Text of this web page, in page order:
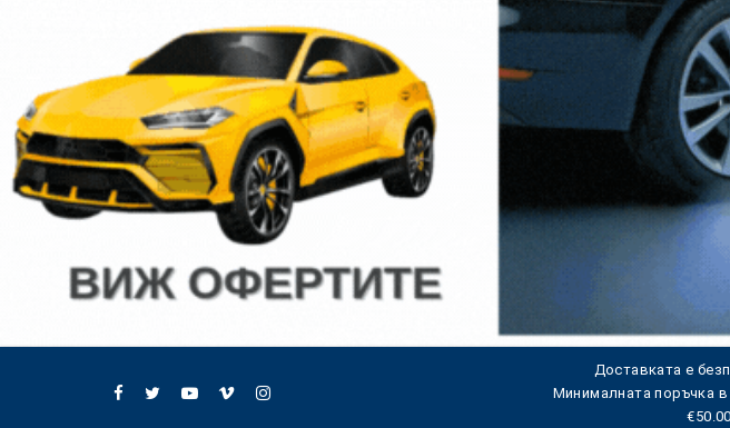
Доставката е
Минималната поръчка в